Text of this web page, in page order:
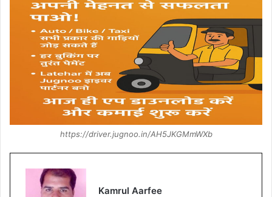
https://driver.jugnoo.in/AH5JKGMmWXb
Kamrul Aarfee